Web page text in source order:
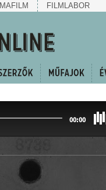
MAFILM FILMLABOR
00:00